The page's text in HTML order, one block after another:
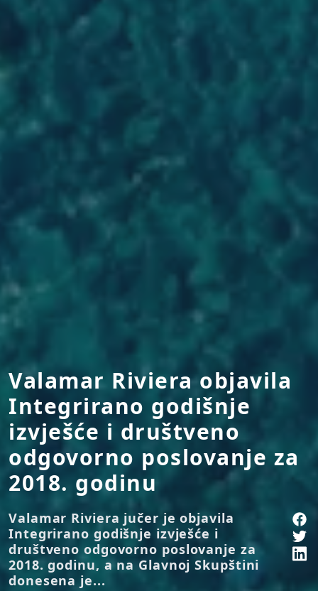
Valamar Riviera objavila
Integrirano godišnje
izvješće i društveno
odgovorno poslovanje za
2018. godinu
Valamar Riviera jučer je objavila
Integrirano godišnje izvješće i
društveno odgovorno poslovanje za
2018. godinu, a na Glavnoj Skupštini
donesena je...